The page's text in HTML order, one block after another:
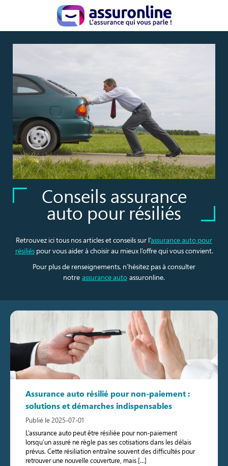
Conseils assurance
auto pour résiliés
Retrouvez ici tous nos articles et conseils sur l’assurance auto pour
résiliéspour vous aider à choisir au mieux l’offre qui vous convient.
Pour plus de renseignements, n’hésitez pas à consulter
notre assurance auto assuronline.
Assurance auto résilié pour non-paiement :
solutions et démarches indispensables
Publié le 2025-07-01
L’assurance auto peut être résiliée pour non-paiement
lorsqu’un assuré ne règle pas ses cotisations dans les délais
prévus. Cette résiliation entraîne souvent des difficultés pour
retrouver une nouvelle couverture, mais […]